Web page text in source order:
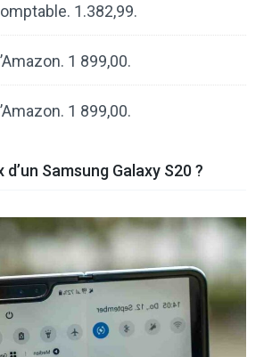
1.382,99.
1 899,00.
1 899,00.
Samsung Galaxy S20 ?